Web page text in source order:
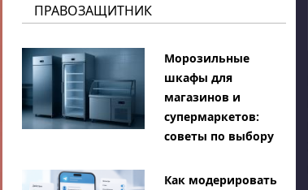
ПРАВОЗАЩИТНИК
Морозильные
шкафы для
магазинов и
супермаркетов:
советы по выбору
Как модерировать